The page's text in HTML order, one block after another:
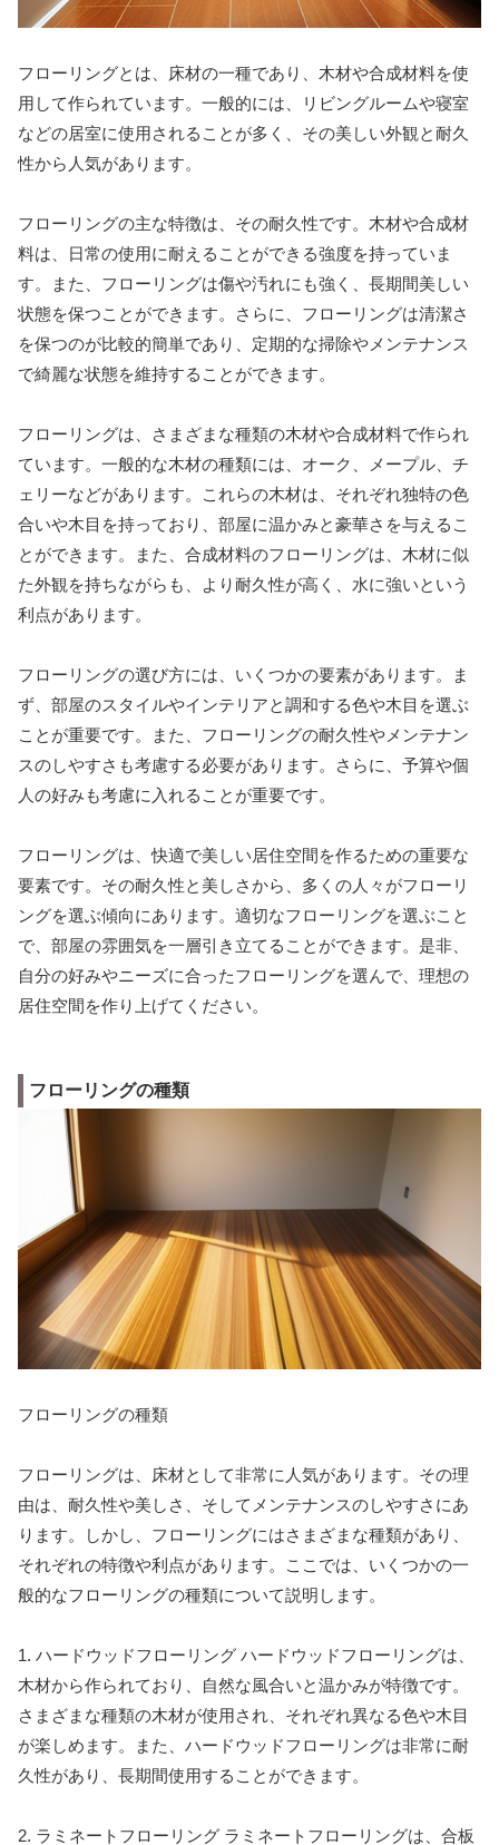
フローリングとは、床材の一種であり、木材や合成材料を使
用して作られています。一般的には、リビングルームや寝室
などの居室に使用されることが多く、その美しい外観と耐久
性から人気があります。
フローリングの主な特徴は、その耐久性です。木材や合成材
料は、日常の使用に耐えることができる強度を持っていま
す。また、フローリングは傷や汚れにも強く、長期間美しい
状態を保つことができます。さらに、フローリングは清潔さ
を保つのが比較的簡単であり、定期的な掃除やメンテナンス
で綺麗な状態を維持することができます。
フローリングは、さまざまな種類の木材や合成材料で作られ
ています。一般的な木材の種類には、オーク、メープル、チ
ェリーなどがあります。これらの木材は、それぞれ独特の色
合いや木目を持っており、部屋に温かみと豪華さを与えるこ
とができます。また、合成材料のフローリングは、木材に似
た外観を持ちながらも、より耐久性が高く、水に強いという
利点があります。
フローリングの選び方には、いくつかの要素があります。ま
ず、部屋のスタイルやインテリアと調和する色や木目を選ぶ
ことが重要です。また、フローリングの耐久性やメンテナン
スのしやすさも考慮する必要があります。さらに、予算や個
人の好みも考慮に入れることが重要です。
フローリングは、快適で美しい居住空間を作るための重要な
要素です。その耐久性と美しさから、多くの人々がフローリ
ングを選ぶ傾向にあります。適切なフローリングを選ぶこと
で、部屋の雰囲気を一層引き立てることができます。是非、
自分の好みやニーズに合ったフローリングを選んで、理想の
居住空間を作り上げてください。
フローリングの種類
フローリングの種類
フローリングは、床材として非常に人気があります。その理
由は、耐久性や美しさ、そしてメンテナンスのしやすさにあ
ります。しかし、フローリングにはさまざまな種類があり、
それぞれの特徴や利点があります。ここでは、いくつかの一
般的なフローリングの種類について説明します。
1. ハードウッドフローリング ハードウッドフローリングは、
木材から作られており、自然な風合いと温かみが特徴です。
さまざまな種類の木材が使用され、それぞれ異なる色や木目
が楽しめます。また、ハードウッドフローリングは非常に耐
久性があり、長期間使用することができます。
2. ラミネートフローリング ラミネートフローリングは、合板